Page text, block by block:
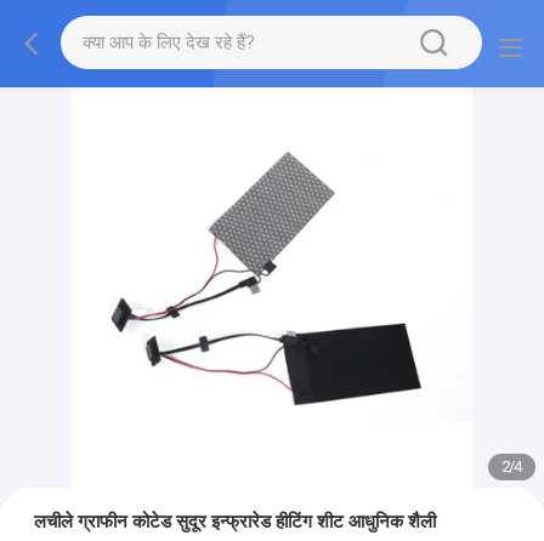
2/4
लचीले ग्राफीन कोटेड सुदूर इन्फ्रारेड हीटिंग शीट आधुनिक शैली